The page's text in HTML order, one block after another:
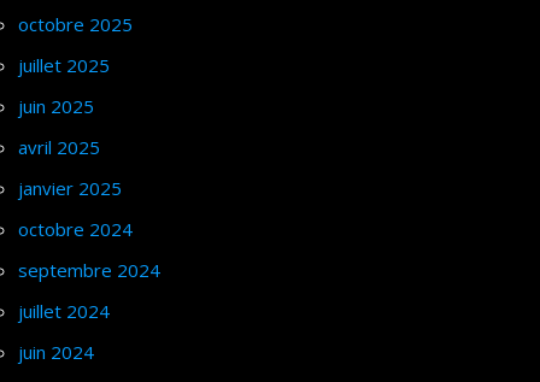
octobre 2025
juillet 2025
juin 2025
avril 2025
janvier 2025
octobre 2024
septembre 2024
juillet 2024
juin 2024